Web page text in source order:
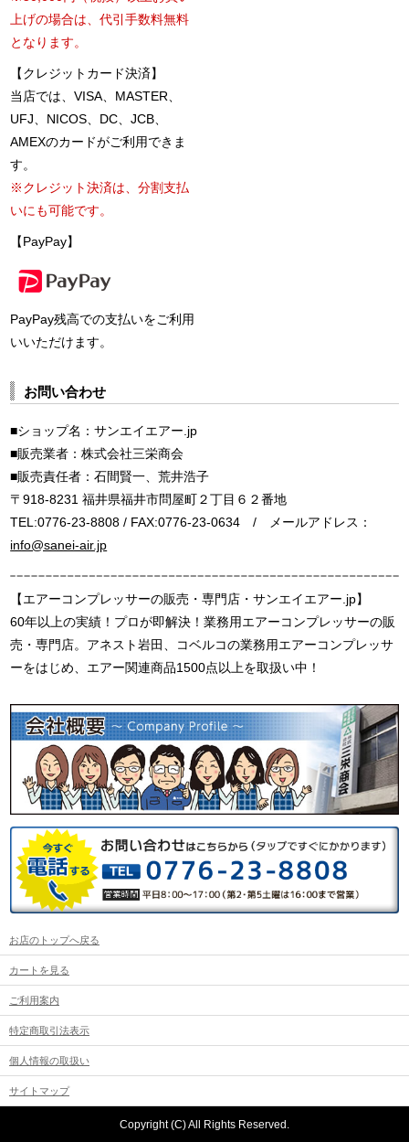
上げの場合は、代引手数料無料
となります。
【クレジットカード決済】
当店では、VISA、MASTER、
UFJ、NICOS、DC、JCB、
AMEXのカードがご利用できま
す。
※クレジット決済は、分割支払
いにも可能です。
【PayPay】
PayPay残高での支払いをご利用
いいただけます。
お問い合わせ
■ショップ名：サンエイエアー.jp
■販売業者：株式会社三栄商会
■販売責任者：石間賢一、荒井浩子
〒918-8231 福井県福井市問屋町２丁目６２番地
TEL:0776-23-8808 / FAX:0776-23-0634 / メールアドレス：
info@sanei-air.jp
【エアーコンプレッサーの販売・専門店・サンエイエアー.jp】
60年以上の実績！プロが即解決！業務用エアーコンプレッサーの販
売・専門店。アネスト岩田、コベルコの業務用エアーコンプレッサ
ーをはじめ、エアー関連商品1500点以上を取扱い中！
お店のトップへ戻る
カートを見る
ご利用案内
特定商取引法表示
個人情報の取扱い
サイトマップ
Copyright (C) All Rights Reserved.